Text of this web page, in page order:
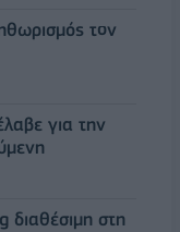
τον
για την
στη